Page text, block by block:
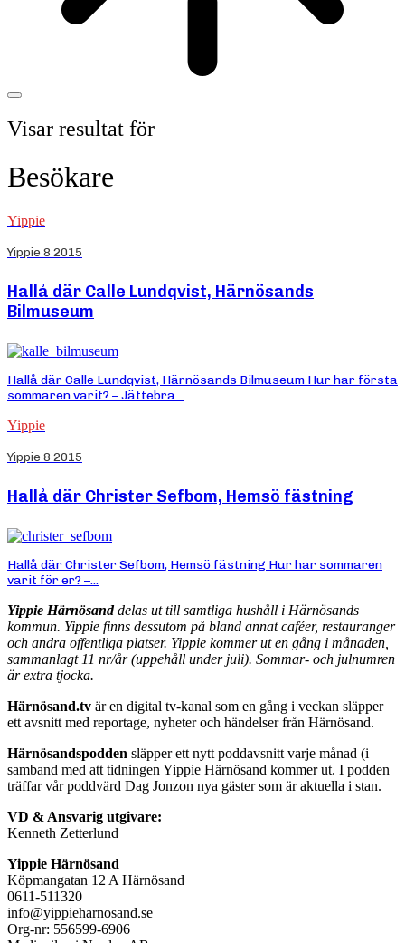
Visar resultat för
Besökare
Yippie
Yippie 8 2015
Hallå där Calle Lundqvist, Härnösands
Bilmuseum
Hallå där Calle Lundqvist, Härnösands Bilmuseum Hur har första
sommaren varit? – Jättebra...
Yippie
Yippie 8 2015
Hallå där Christer Sefbom, Hemsö fästning
Hallå där Christer Sefbom, Hemsö fästning Hur har sommaren
varit för er? –...
Yippie Härnösanddelas ut till samtliga hushåll i Härnösands
kommun. Yippie finns dessutom på bland annat caféer, restauranger
och andra offentliga platser. Yippie kommer ut en gång i månaden,
sammanlagt 11 nr/år (uppehåll under juli). Sommar- och julnumren
är extra tjocka.
Härnösand.tv är en digital tv-kanal som en gång i veckan släpper
ett avsnitt med reportage, nyheter och händelser från Härnösand.
Härnösandspodden släpper ett nytt poddavsnitt varje månad (i
samband med att tidningen Yippie Härnösand kommer ut. I podden
träffar vår poddvärd Dag Jonzon nya gäster som är aktuella i stan.
VD & Ansvarig utgivare:
Kenneth Zetterlund
Yippie Härnösand
Köpmangatan 12 A Härnösand
0611-511320
info@yippieharnosand.se
Org-nr: 556599-6906